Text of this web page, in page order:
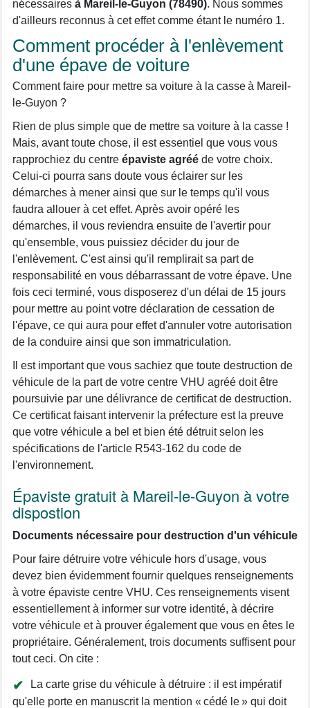
nécessaires à Mareil-le-Guyon (78490). Nous sommes
d'ailleurs reconnus à cet effet comme étant le numéro 1.
Comment procéder à l'enlèvement
d'une épave de voiture
Comment faire pour mettre sa voiture à la casse à Mareil-
le-Guyon ?
Rien de plus simple que de mettre sa voiture à la casse !
Mais, avant toute chose, il est essentiel que vous vous
rapprochiez du centre épaviste agréé de votre choix.
Celui-ci pourra sans doute vous éclairer sur les
démarches à mener ainsi que sur le temps qu'il vous
faudra allouer à cet effet. Après avoir opéré les
démarches, il vous reviendra ensuite de l'avertir pour
qu'ensemble, vous puissiez décider du jour de
l'enlèvement. C'est ainsi qu'il remplirait sa part de
responsabilité en vous débarrassant de votre épave. Une
fois ceci terminé, vous disposerez d'un délai de 15 jours
pour mettre au point votre déclaration de cessation de
l'épave, ce qui aura pour effet d'annuler votre autorisation
de la conduire ainsi que son immatriculation.
Il est important que vous sachiez que toute destruction de
véhicule de la part de votre centre VHU agréé doit être
poursuivie par une délivrance de certificat de destruction.
Ce certificat faisant intervenir la préfecture est la preuve
que votre véhicule a bel et bien été détruit selon les
spécifications de l'article R543-162 du code de
l'environnement.
Épaviste gratuit à Mareil-le-Guyon à votre
dispostion
Documents nécessaire pour destruction d'un véhicule
Pour faire détruire votre véhicule hors d'usage, vous
devez bien évidemment fournir quelques renseignements
à votre épaviste centre VHU. Ces renseignements visent
essentiellement à informer sur votre identité, à décrire
votre véhicule et à prouver également que vous en êtes le
propriétaire. Généralement, trois documents suffisent pour
tout ceci. On cite :
La carte grise du véhicule à détruire : il est impératif
qu'elle porte en manuscrit la mention « cédé le » qui doit